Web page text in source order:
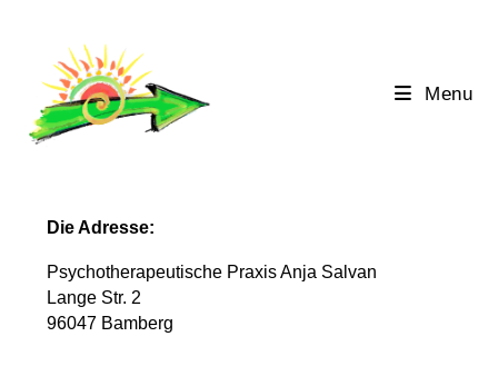
Menu
Die Adresse:
Psychotherapeutische Praxis Anja Salvan
Lange Str. 2
96047 Bamberg